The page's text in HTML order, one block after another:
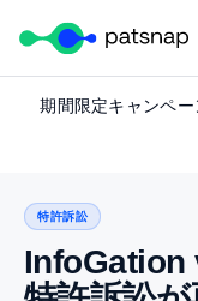
期間限定キャンペ
特許訴訟
InfoGation